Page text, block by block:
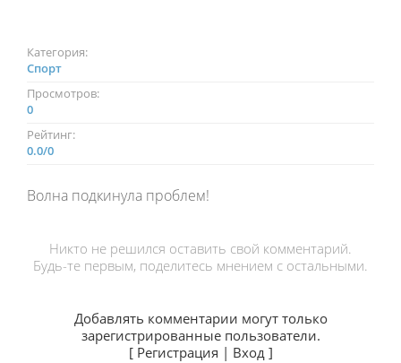
Категория:
Спорт
Просмотров:
0
Рейтинг:
0.0/0
Волна подкинула проблем!
Никто не решился оставить свой комментарий.
Будь-те первым, поделитесь мнением с остальными.
Добавлять комментарии могут только
зарегистрированные пользователи.
[ Регистрация | Вход]